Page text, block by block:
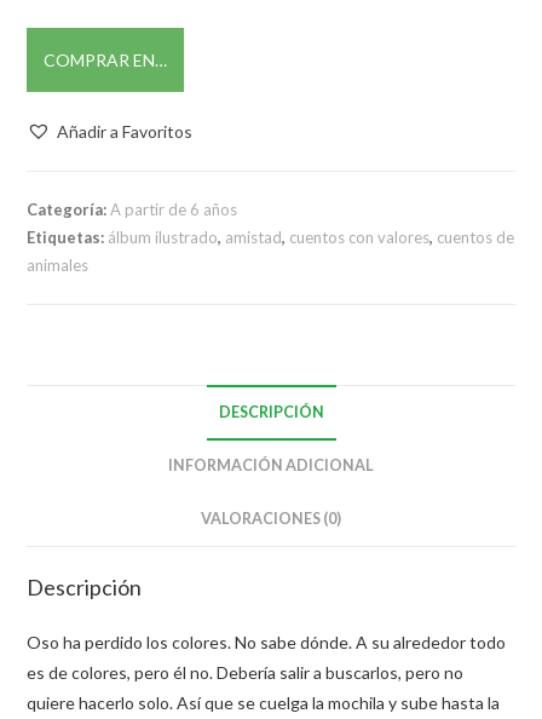
COMPRAR EN…
Añadir a Favoritos
Categoría:A partir de 6 años
Etiquetas: álbum ilustrado, amistad, cuentos con valores, cuentos de
animales
DESCRIPCIÓN
INFORMACIÓN ADICIONAL
VALORACIONES (0)
Descripción
Oso ha perdido los colores. No sabe dónde. A su alrededor todo
es de colores, pero él no. Debería salir a buscarlos, pero no
quiere hacerlo solo. Así que se cuelga la mochila y sube hasta la